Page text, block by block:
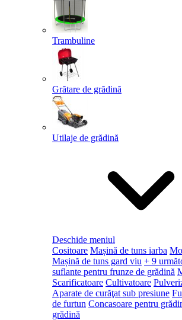
Trambuline
Grătare de grădină
Utilaje de grădină
Deschide meniul
Cositoare Mașină de tuns iarba
Mașină de tuns gard viu + 9
suflante pentru frunze de grădină
Scarificatoare Cultivatoare
Aparate de curăţat sub presiune
de furtun Concasoare pentru
grădină